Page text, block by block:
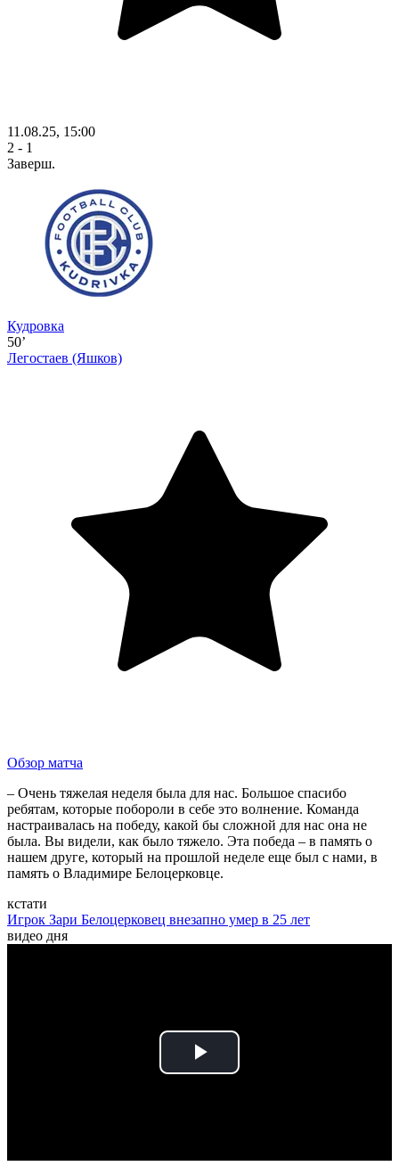
11.08.25, 15:00
2 - 1
Заверш.
Кудровка
50’
Легостаев (Яшков)
Обзор матча
– Очень тяжелая неделя была для нас. Большое спасибо
ребятам, которые побороли в себе это волнение. Команда
настраивалась на победу, какой бы сложной для нас она не
была. Вы видели, как было тяжело. Эта победа – в память о
нашем друге, который на прошлой неделе еще был с нами, в
память о Владимире Белоцерковце.
кстати
Игрок Зари Белоцерковец внезапно умер в 25 лет
видео дня
Play